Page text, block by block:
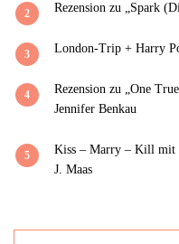
2 Rezension zu „Spark
3 London-Trip + Harry
4
Rezension zu „One
Jennifer Benkau
5
Kiss – Marry – Kill mit
J. Maas